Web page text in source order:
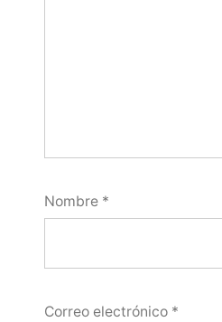
Nombre *
Correo electrónico *